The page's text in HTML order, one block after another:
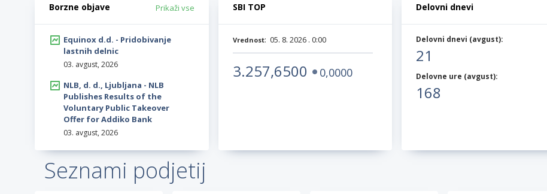
Borzne objave Prikaži vse
Equinox d.d. - Pridobivanje
lastnih delnic
03. avgust, 2026
NLB, d. d., Ljubljana - NLB
Publishes Results of the
Voluntary Public Takeover
Offer for Addiko Bank
03. avgust, 2026
SBI TOP
Vrednost: 05. 8. 2026 . 0:00
3.257,6500 0,0000
Delovni dnevi
Delovni dnevi (avgust):
21
Delovne ure (avgust):
168
Seznami podjetij